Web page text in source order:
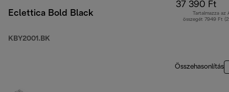
Eclettica Bold Black
KBY2001.BK
37 390 Ft
Tartalmazza az
összegét 7949 Ft
Összehasonlítás